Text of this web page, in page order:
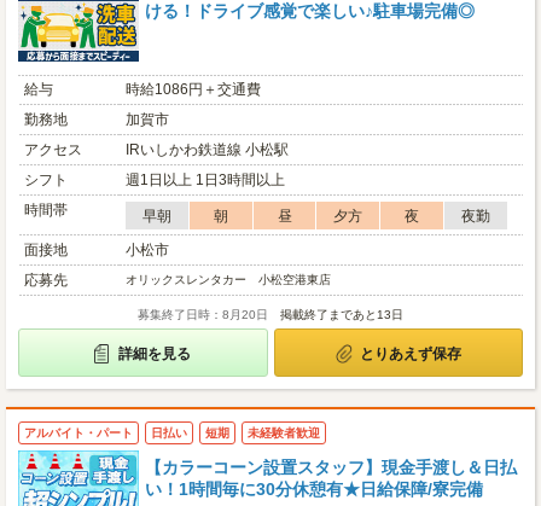
ける！ドライブ感覚で楽しい♪駐車場完備◎
給与
時給1086円＋交通費
勤務地
加賀市
アクセス
IRいしかわ鉄道線 小松駅
シフト
週1日以上 1日3時間以上
時間帯
早朝 朝 昼 夕方 夜
夜勤
面接地
小松市
応募先
オリックスレンタカー 小松空港東店
募集終了日時：8月20日 掲載終了まであと13日
詳細を見る とりあえず保存
アルバイト・パート 日払い 短期 未経験者歓迎
【カラーコーン設置スタッフ】現金手渡し＆日払
い！1時間毎に30分休憩有★日給保障/寮完備